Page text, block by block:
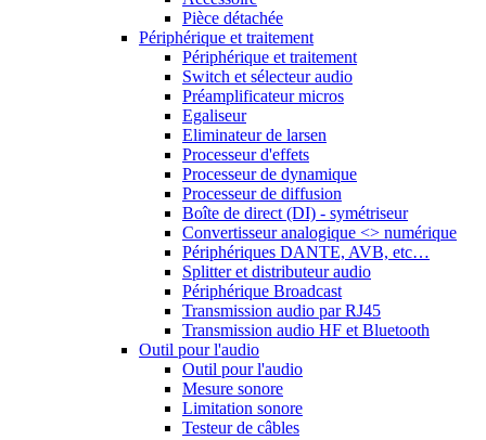
Pièce détachée
Périphérique et traitement
Périphérique et traitement
Switch et sélecteur audio
Préamplificateur micros
Egaliseur
Eliminateur de larsen
Processeur d'effets
Processeur de dynamique
Processeur de diffusion
Boîte de direct (DI) - symétriseur
Convertisseur analogique <> numérique
Périphériques DANTE, AVB, etc…
Splitter et distributeur audio
Périphérique Broadcast
Transmission audio par RJ45
Transmission audio HF et Bluetooth
Outil pour l'audio
Outil pour l'audio
Mesure sonore
Limitation sonore
Testeur de câbles